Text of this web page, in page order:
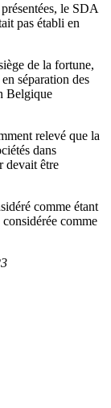
le SDA
pas établi en
de la fortune,
séparation des
Belgique
relevé que la
dans
devait être
comme étant
comme